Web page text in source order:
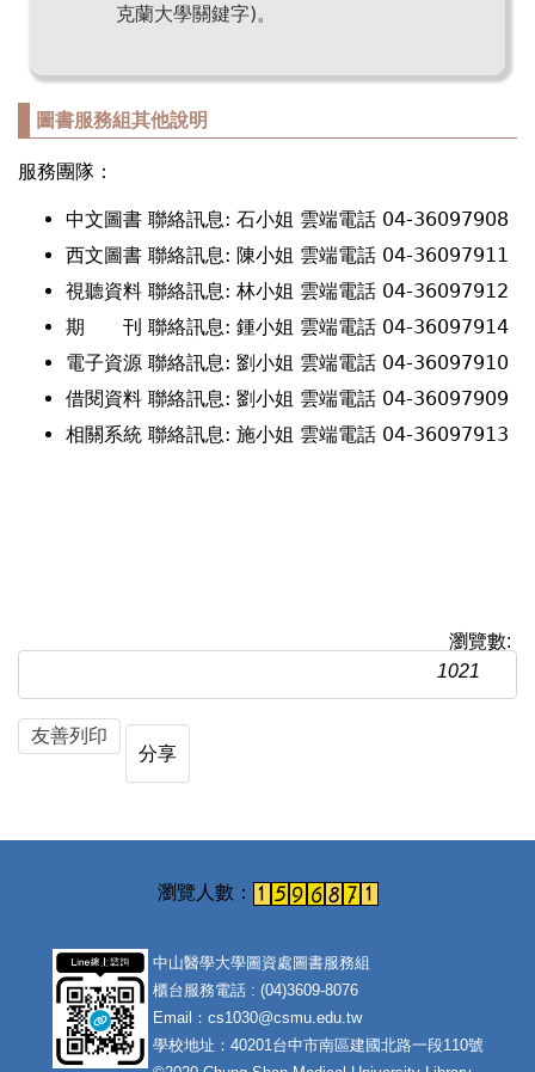
克蘭大學關鍵字)。
圖書服務組其他說明
服務團隊：
中文圖書 聯絡訊息: 石小姐 雲端電話 04-36097908
西文圖書 聯絡訊息: 陳小姐 雲端電話 04-36097911
視聽資料 聯絡訊息: 林小姐 雲端電話 04-36097912
期 刊 聯絡訊息: 鍾小姐 雲端電話 04-36097914
電子資源 聯絡訊息: 劉小姐 雲端電話 04-36097910
借閱資料 聯絡訊息: 劉小姐 雲端電話 04-36097909
相關系統 聯絡訊息: 施小姐 雲端電話 04-36097913
瀏覽數:
1021
友善列印
分享
中山醫學大學圖資處圖書服務組
櫃台服務電話 : (04)3609-8076
Email：cs1030@csmu.edu.tw
學校地址：40201台中市南區建國北路一段110號